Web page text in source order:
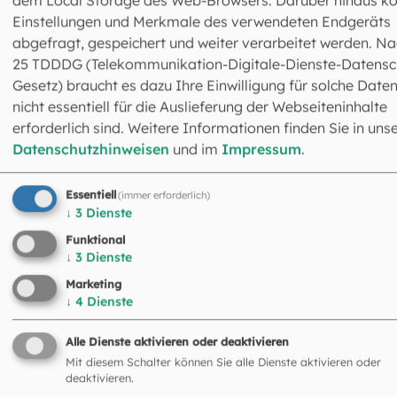
© EOM
Zum Weiterlesen
Ein Taufheft mit Ablauf, Liedern und Texten kann beim
Erzbistum bestellt werden.
Broschüre bestellen
Einstellungen und Merkmale des verwendeten Endgeräts
abgefragt, gespeichert und weiter verarbeitet werden.
25 TDDDG (Telekommunikation-Digitale-Dienste-
Gesetz) braucht es dazu Ihre Einwilligung für solche
nicht essentiell für die Auslieferung der Webseiteninhalte
erforderlich sind. Weitere Informationen finden Sie in
Datenschutzhinweisen und im Impressum.
Essentiell(immer erforderlich)
↓ 3 Dienste
Funktional
↓ 3 Dienste
Marketing
↓ 4 Dienste
Alle Dienste aktivieren oder deaktivieren
Mit diesem Schalter können Sie alle Dienste aktivieren oder
deaktivieren.